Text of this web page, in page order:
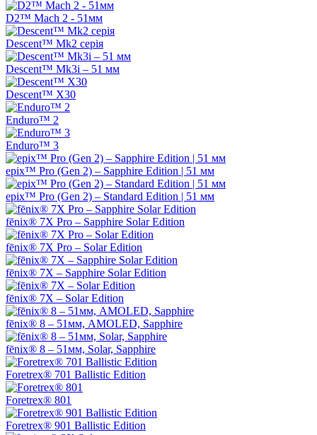
D2™ Mach 2 - 51мм
Descent™ Mk2 серія
Descent™ Mk3i – 51 мм
Descent™ X30
Enduro™ 2
Enduro™ 3
epix™ Pro (Gen 2) – Sapphire Edition | 51 мм
epix™ Pro (Gen 2) – Standard Edition | 51 мм
fēnix® 7X Pro – Sapphire Solar Edition
fēnix® 7X Pro – Solar Edition
fēnix® 7X – Sapphire Solar Edition
fēnix® 7X – Solar Edition
fēnix® 8 – 51мм, AMOLED, Sapphire
fēnix® 8 – 51мм, Solar, Sapphire
Foretrex® 701 Ballistic Edition
Foretrex® 801
Foretrex® 901 Ballistic Edition